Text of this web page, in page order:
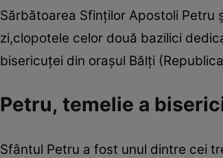
Sărbătoarea Sfinţilor Apostoli Petru
zi,clopotele celor două bazilici
bisericuţei din oraşul Bălţi
Petru, temelie a
Sfântul Petru a fost unul dintre cei